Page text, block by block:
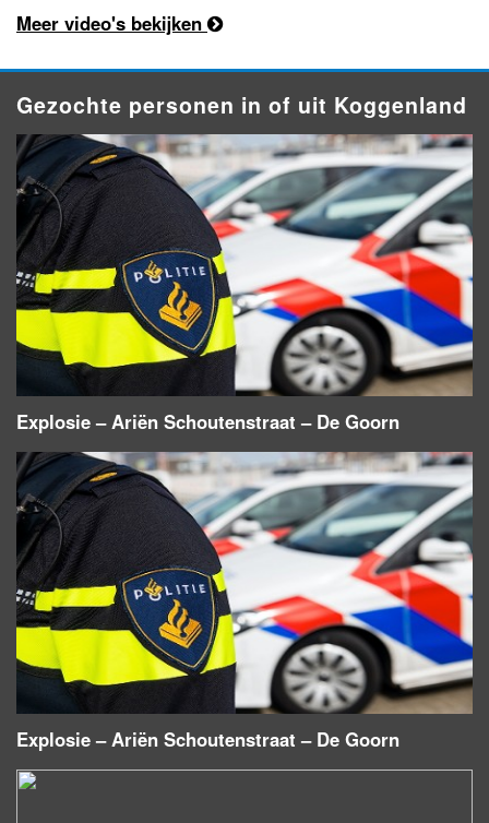
Meer video's bekijken
Gezochte personen in of uit Koggenland
Explosie – Ariën Schoutenstraat – De Goorn
Explosie – Ariën Schoutenstraat – De Goorn